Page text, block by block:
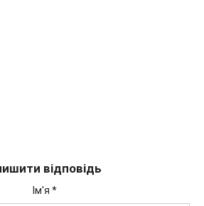
відповідь
Ім'я *